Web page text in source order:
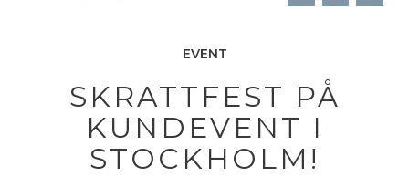
EVENT
SKRATTFEST PÅ
KUNDEVENT I
STOCKHOLM!